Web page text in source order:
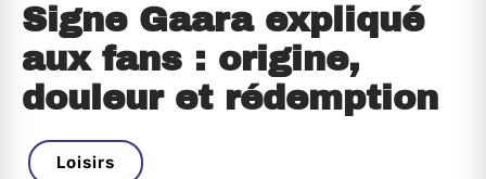
Signe Gaara expliqué
aux fans : origine,
douleur et rédemption
Loisirs